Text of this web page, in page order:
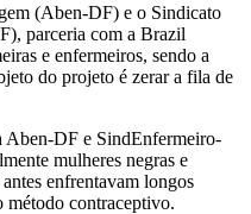
(Aben-DF) e o Sindicato
parceria com a Brazil
e enfermeiros, sendo a
do projeto é zerar a fila de
Aben-DF e SindEnfermeiro-
mulheres negras e
enfrentavam longos
método contraceptivo.